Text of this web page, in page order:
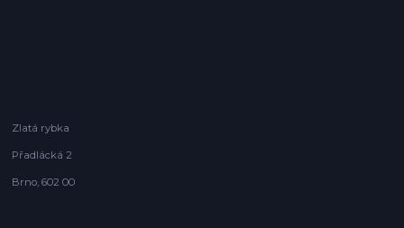
Zlatá rybka
Přadlácká 2
Brno, 602 00